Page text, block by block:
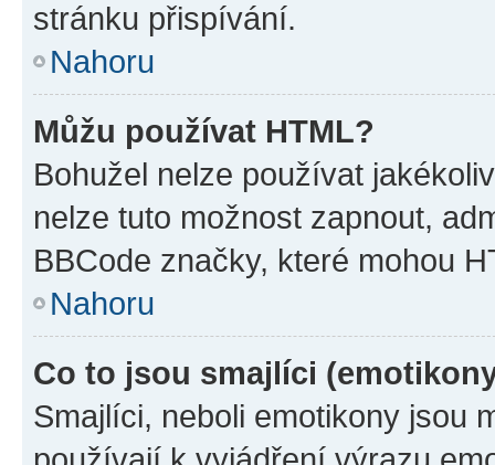
stránku přispívání.
Nahoru
Můžu používat HTML?
Bohužel nelze používat
nelze tuto možnost zapnout,
BBCode značky, které mohou
Nahoru
Co to jsou smajlíci
Smajlíci, neboli emotikony jsou